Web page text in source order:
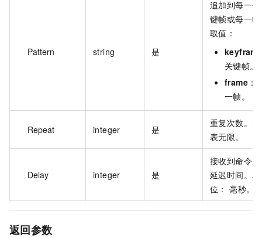
Pattern string 是
追加到每一
键帧或每一
取值：
关键帧。
frame ：
一帧。
Repeat integer 是
重复次数。-
表无限。
Delay integer 是
接收到命令
延迟时间。单
位： 毫秒。
返回参数